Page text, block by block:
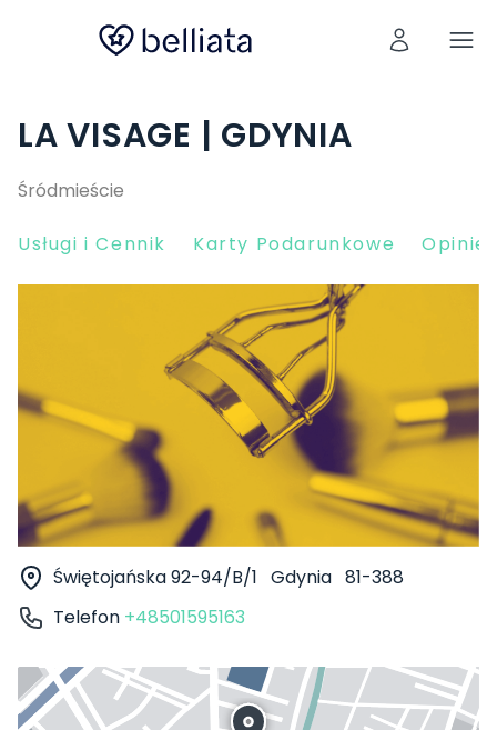
LA VISAGE | GDYNIA
Śródmieście
Usługi i Cennik Karty Podarunkowe Opinie
Świętojańska 92-94/B/1 Gdynia 81-388
Telefon +48501595163